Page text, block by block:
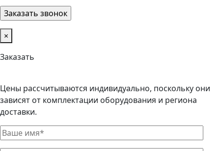
×
Заказать
Цены рассчитываются индивидуально, поскольку они
зависят от комплектации оборудования и региона
доставки.